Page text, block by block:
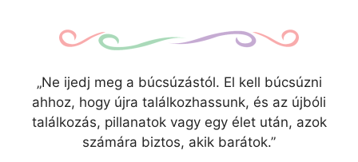
„Ne ijedj meg a búcsúzástól. El kell búcsúzni
ahhoz, hogy újra találkozhassunk, és az újbóli
találkozás, pillanatok vagy egy élet után, azok
számára biztos, akik barátok.”